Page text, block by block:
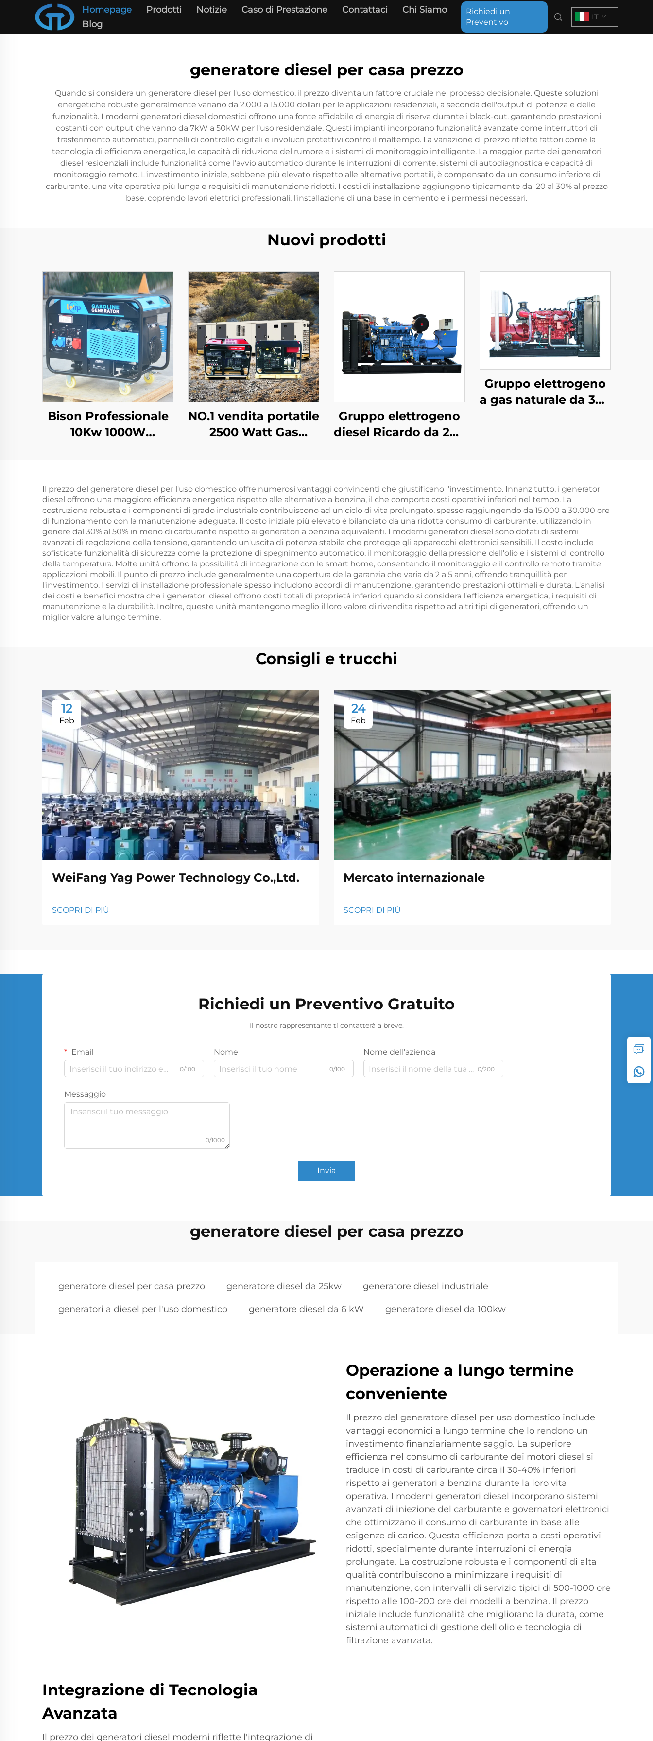
Homepage Prodotti Notizie Caso di Prestazione Contattaci
Chi Siamo
Blog
Richiedi un
Preventivo
IT
generatore diesel per casa prezzo
Quando si considera un generatore diesel per l'uso domestico, il prezzo diventa un fattore cruciale nel processo decisionale. Queste soluzioni
energetiche robuste generalmente variano da 2.000 a 15.000 dollari per le applicazioni residenziali, a seconda dell'output di potenza e delle
funzionalità. I moderni generatori diesel domestici offrono una fonte affidabile di energia di riserva durante i black-out, garantendo prestazioni
costanti con output che vanno da 7kW a 50kW per l'uso residenziale. Questi impianti incorporano funzionalità avanzate come interruttori di
trasferimento automatici, pannelli di controllo digitali e involucri protettivi contro il maltempo. La variazione di prezzo riflette fattori come la
tecnologia di efficienza energetica, le capacità di riduzione del rumore e i sistemi di monitoraggio intelligente. La maggior parte dei generatori
diesel residenziali include funzionalità come l'avvio automatico durante le interruzioni di corrente, sistemi di autodiagnostica e capacità di
monitoraggio remoto. L'investimento iniziale, sebbene più elevato rispetto alle alternative portatili, è compensato da un consumo inferiore di
carburante, una vita operativa più lunga e requisiti di manutenzione ridotti. I costi di installazione aggiungono tipicamente dal 20 al 30% al prezzo
base, coprendo lavori elettrici professionali, l'installazione di una base in cemento e i permessi necessari.
Nuovi prodotti
Bison Professionale
10Kw 1000W
60Hz Frequenza
Uscita CC
NO.1 vendita portatile
2500 Watt Gas
Benzina
Gruppo elettrogeno
diesel Ricardo da 200
Gruppo elettrogeno
a gas naturale da 300
Il prezzo del generatore diesel per l'uso domestico offre numerosi vantaggi convincenti che giustificano l'investimento. Innanzitutto, i generatori
diesel offrono una maggiore efficienza energetica rispetto alle alternative a benzina, il che comporta costi operativi inferiori nel tempo. La
costruzione robusta e i componenti di grado industriale contribuiscono ad un ciclo di vita prolungato, spesso raggiungendo da 15.000 a 30.000 ore
di funzionamento con la manutenzione adeguata. Il costo iniziale più elevato è bilanciato da una ridotta consumo di carburante, utilizzando in
genere dal 30% al 50% in meno di carburante rispetto ai generatori a benzina equivalenti. I moderni generatori diesel sono dotati di sistemi
avanzati di regolazione della tensione, garantendo un'uscita di potenza stabile che protegge gli apparecchi elettronici sensibili. Il costo include
sofisticate funzionalità di sicurezza come la protezione di spegnimento automatico, il monitoraggio della pressione dell'olio e i sistemi di controllo
della temperatura. Molte unità offrono la possibilità di integrazione con le smart home, consentendo il monitoraggio e il controllo remoto tramite
applicazioni mobili. Il punto di prezzo include generalmente una copertura della garanzia che varia da 2 a 5 anni, offrendo tranquillità per
l'investimento. I servizi di installazione professionale spesso includono accordi di manutenzione, garantendo prestazioni ottimali e durata. L'analisi
dei costi e benefici mostra che i generatori diesel offrono costi totali di proprietà inferiori quando si considera l'efficienza energetica, i requisiti di
manutenzione e la durabilità. Inoltre, queste unità mantengono meglio il loro valore di rivendita rispetto ad altri tipi di generatori, offrendo un
miglior valore a lungo termine.
Consigli e trucchi
12
Feb
WeiFang Yag Power Technology Co.,Ltd.
SCOPRI DI PIÙ
24
Feb
Mercato internazionale
SCOPRI DI PIÙ
Richiedi un Preventivo Gratuito
Il nostro rappresentante ti contatterà a breve.
Email
0/100
Nome
0/100
Nome dell'azienda
0/200
Messaggio
0/1000
Invia
generatore diesel per casa prezzo
generatore diesel per casa prezzo generatore diesel da 25kw generatore diesel industriale
generatori a diesel per l'uso domestico generatore diesel da 6 kW generatore diesel da 100kw
Operazione a lungo termine
conveniente
Il prezzo del generatore diesel per uso domestico include
vantaggi economici a lungo termine che lo rendono un
investimento finanziariamente saggio. La superiore
efficienza nel consumo di carburante dei motori diesel si
traduce in costi di carburante circa il 30-40% inferiori
rispetto ai generatori a benzina durante la loro vita
operativa. I moderni generatori diesel incorporano sistemi
avanzati di iniezione del carburante e governatori elettronici
che ottimizzano il consumo di carburante in base alle
esigenze di carico. Questa efficienza porta a costi operativi
ridotti, specialmente durante interruzioni di energia
prolungate. La costruzione robusta e i componenti di alta
qualità contribuiscono a minimizzare i requisiti di
manutenzione, con intervalli di servizio tipici di 500-1000 ore
rispetto alle 100-200 ore dei modelli a benzina. Il prezzo
iniziale include funzionalità che migliorano la durata, come
sistemi automatici di gestione dell'olio e tecnologia di
filtrazione avanzata.
Integrazione di Tecnologia
Avanzata
Il prezzo dei generatori diesel moderni riflette l'integrazione di